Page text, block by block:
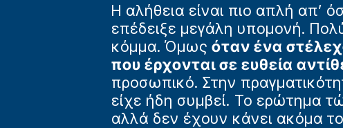
Η αλήθεια είναι πιο απλή απ’
επέδειξε μεγάλη υπομονή.
κόμμα. Όμως όταν ένα
που έρχονται σε ευθεία
προσωπικό. Στην
είχε ήδη συμβεί. Το ερώτημα
αλλά δεν έχουν κάνει ακόμα